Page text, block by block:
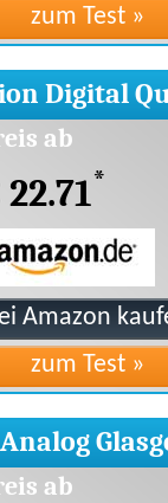
Digital
ab
*
ab